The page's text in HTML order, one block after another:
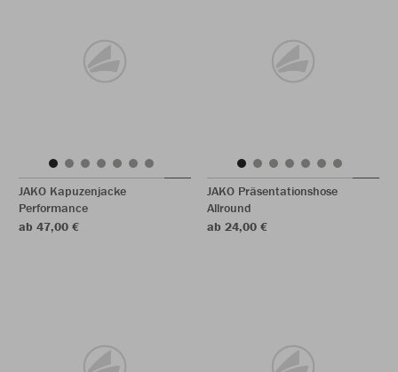
JAKO Kapuzenjacke
Performance
ab 47,00 €
JAKO Präsentationshose
Allround
ab 24,00 €